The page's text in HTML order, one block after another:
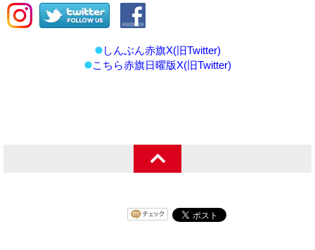
しんぶん赤旗X(旧Twitter)
こちら赤旗日曜版X(旧Twitter)